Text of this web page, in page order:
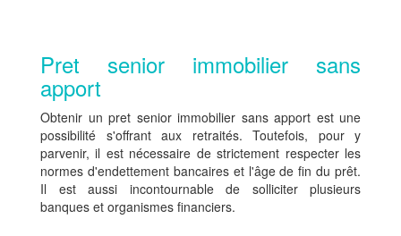
Pret senior immobilier sans
apport
Obtenir un pret senior immobilier sans apport est une
possibilité s'offrant aux retraités. Toutefois, pour y
parvenir, il est nécessaire de strictement respecter les
normes d'endettement bancaires et l'âge de fin du prêt.
Il est aussi incontournable de solliciter plusieurs
banques et organismes financiers.